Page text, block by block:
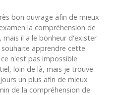
bon ouvrage afin de mieux
la compréhension de
il a le bonheur d'exister
apprendre cette
n'est pas impossible
loin de là, mais je trouve
un plus afin de mieux
de la compréhension de